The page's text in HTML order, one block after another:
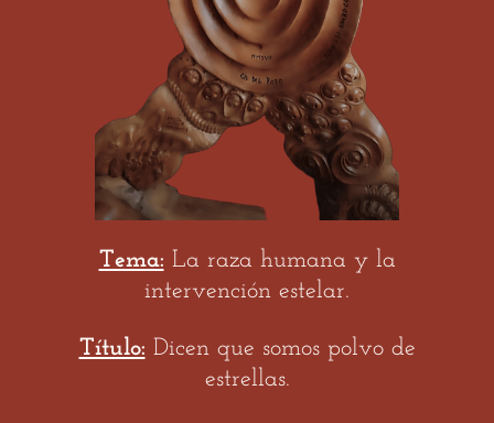
Tema: La raza humana y la
intervención estelar.
Título: Dicen que somos polvo de
estrellas.